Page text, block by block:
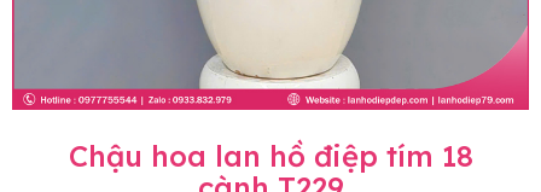
Chậu hoa lan hồ điệp tím 18